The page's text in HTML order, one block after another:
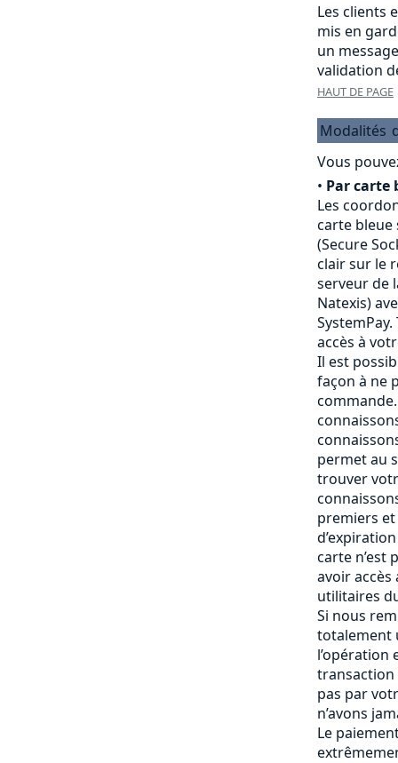
Les clients
mis en
un
validation
HAUT DE PAGE
Modalités
Vous
• Par carte
Les
carte bleue
(Secure
clair sur le
serveur de
Natexis)
accès à
Il est
façon à ne
permet au
trouver
premiers
carte n’est
avoir
utilitaires
Si nous
totalement
l’opération
transaction
pas par
n’avons
Le